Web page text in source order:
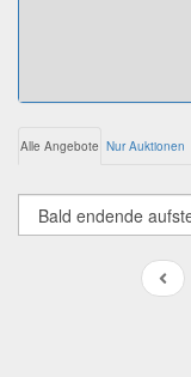
Alle Angebote Nur Auktionen